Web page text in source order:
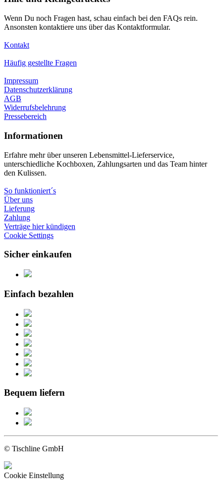
Wenn Du noch Fragen hast, schau einfach bei den FAQs rein.
Ansonsten kontaktiere uns über das Kontaktformular.
Kontakt
Häufig gestellte Fragen
Impressum
Datenschutzerklärung
AGB
Widerrufsbelehrung
Pressebereich
Informationen
Erfahre mehr über unseren Lebensmittel-Lieferservice,
unterschiedliche Kochboxen, Zahlungsarten und das Team hinter
den Kulissen.
So funktioniert´s
Über uns
Lieferung
Zahlung
Verträge hier kündigen
Cookie Settings
Sicher einkaufen
Einfach bezahlen
Bequem liefern
© Tischline GmbH
Cookie Einstellung